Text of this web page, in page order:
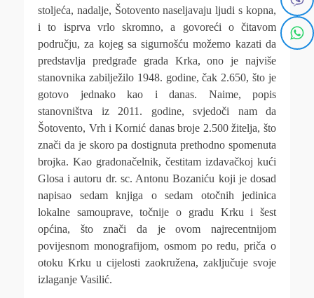
stoljeća, nadalje, Šotovento naseljavaju ljudi s kopna,
i to isprva vrlo skromno, a govoreći o čitavom
području, za kojeg sa sigurnošću možemo kazati da
predstavlja predgrađe grada Krka, ono je najviše
stanovnika zabilježilo 1948. godine, čak 2.650, što je
gotovo jednako kao i danas. Naime, popis
stanovništva iz 2011. godine, svjedoči nam da
Šotovento, Vrh i Kornić danas broje 2.500 žitelja, što
znači da je skoro pa dostignuta prethodno spomenuta
brojka. Kao gradonačelnik, čestitam izdavačkoj kući
Glosa i autoru dr. sc. Antonu Bozaniću koji je dosad
napisao sedam knjiga o sedam otočnih jedinica
lokalne samouprave, točnije o gradu Krku i šest
općina, što znači da je ovom najrecentnijom
povijesnom monografijom, osmom po redu, priča o
otoku Krku u cijelosti zaokružena, zaključuje svoje
izlaganje Vasilić.